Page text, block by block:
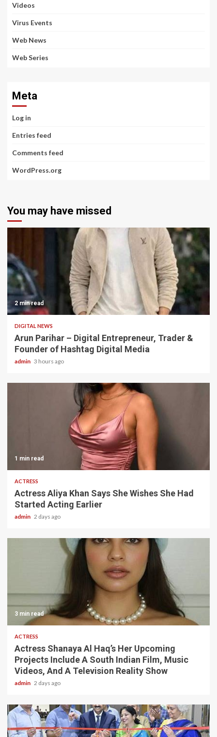
Videos
Virus Events
Web News
Web Series
Meta
Log in
Entries feed
Comments feed
WordPress.org
You may have missed
2 min read
DIGITAL NEWS
Arun Parihar – Digital Entrepreneur, Trader &
Founder of Hashtag Digital Media
admin 3 hours ago
1 min read
ACTRESS
Actress Aliya Khan Says She Wishes She Had
Started Acting Earlier
admin 2 days ago
3 min read
ACTRESS
Actress Shanaya Al Haq’s Her Upcoming
Projects Include A South Indian Film, Music
Videos, And A Television Reality Show
admin 2 days ago